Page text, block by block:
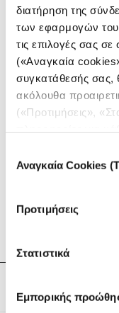
διατήρηση της
των εφαρμογών
τις επιλογές σας
(«Αναγκαία
συγκατάθεσής σας,
ακόλουθα
(«Προτιμήσεις»,
συγκατάθεσης
Αναγκαία Cookies
Προτιμήσεις
Στατιστικά
Εμπορικής
στο YouTube.